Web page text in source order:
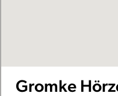
Gromke